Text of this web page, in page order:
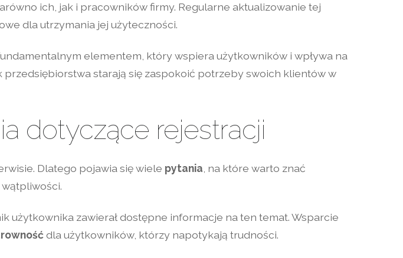
ich, jak i pracowników firmy. Regularne aktualizowanie tej
dla utrzymania jej użyteczności.
elementem, który wspiera użytkowników i wpływa na
starają się zaspokoić potrzeby swoich klientów w
dotyczące rejestracji
Dlatego pojawia się wiele pytania , na które warto znać
użytkownika zawierał dostępne informacje na ten temat. Wsparcie
dla użytkowników, którzy napotykają trudności.